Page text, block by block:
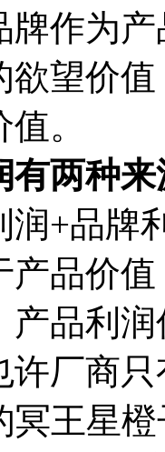
牌作为
欲望价
。
有两种来
润+品牌
产品价
产品利
许厂商
冥王星